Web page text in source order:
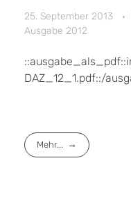
25. September 2013
Ausgabe 2012
DAZ_12_1.pdf::/
Mehr...